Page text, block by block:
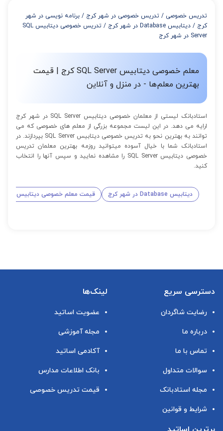
تدریس خصوصی / تدریس خصوصی در شهر کرج / برنامه نویسی در شهر
کرج / دیتابیس Database در شهر کرج /
تدریس خصوصی دیتابیس SQL
Server در شهر کرج
معلم خصوصی دیتابیس SQL Server کرج | قیمت
بهترین معلم‌ها - در منزل و آنلاین
استادبانک لیستی از معلمان خصوصی دیتابیس SQL Server در شهر کرج
ارایه می دهد. در این لیست مجموعه بزرگی از معلم های خصوصی که می
توانند به بهترین نحو به تدریس خصوصی دیتابیس SQL Server بپردازند. در
استادبانک شما با خیال آسوده میتوانید روزمه بهترین معلمان تدریس
خصوصی دیتابیس SQL Server را مشاهده نمایید و سپس آنها را انتخاب
کنید.
دیتابیس Database در شهر کرج قیمت معلم خصوصی دیتابیس SQL Server
دسترسی سریع
رضایت شاگردان
درباره ما
تماس با ما
سوالات متداول
مجله استادبانک
شرایط و قوانین
لینک‌ها
عضویت اساتید
مجله آموزشی
آکادمی اساتید
بانک اطلاعات مدارس
قیمت تدریس خصوصی